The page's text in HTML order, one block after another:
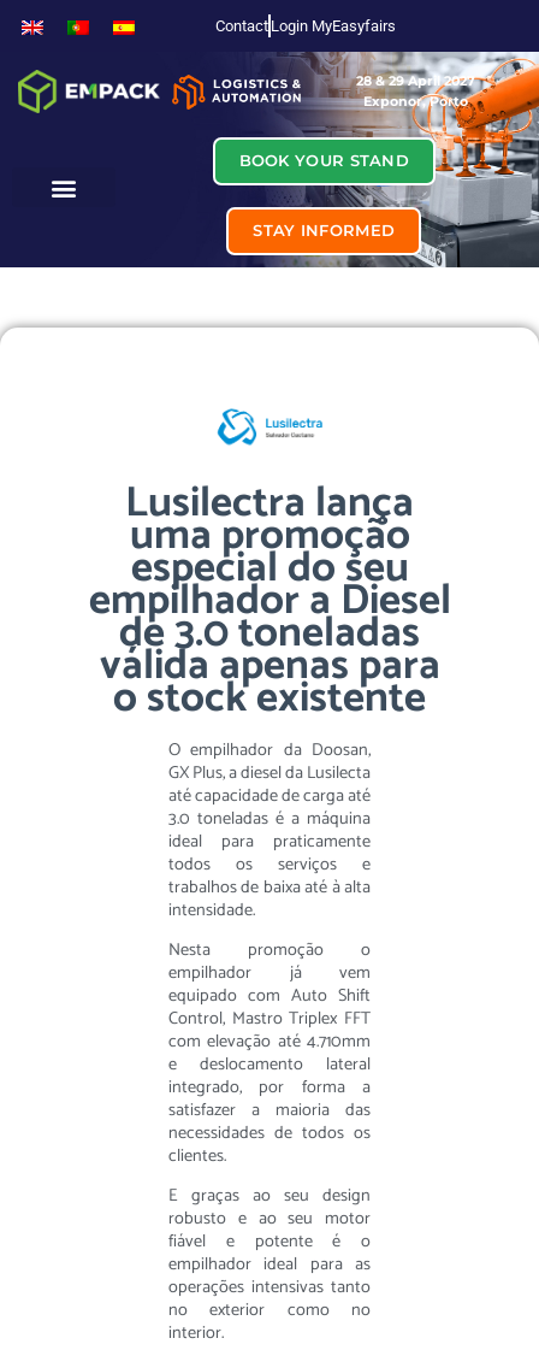
Contact Login MyEasyfairs
28 & 29 April 2027
Exponor, Porto
BOOK YOUR STAND
STAY INFORMED
Lusilectra lança
uma promoção
especial do seu
empilhador a Diesel
de 3.0 toneladas
válida apenas para
o stock existente
O empilhador da Doosan,
GX Plus, a diesel da Lusilecta
até capacidade de carga até
3.0 toneladas é a máquina
ideal para praticamente
todos os serviços e
trabalhos de baixa até à alta
intensidade.
Nesta promoção o
empilhador já vem
equipado com Auto Shift
Control, Mastro Triplex FFT
com elevação até 4.710mm
e deslocamento lateral
integrado, por forma a
satisfazer a maioria das
necessidades de todos os
clientes.
E graças ao seu design
robusto e ao seu motor
fiável e potente é o
empilhador ideal para as
operações intensivas tanto
no exterior como no
interior.